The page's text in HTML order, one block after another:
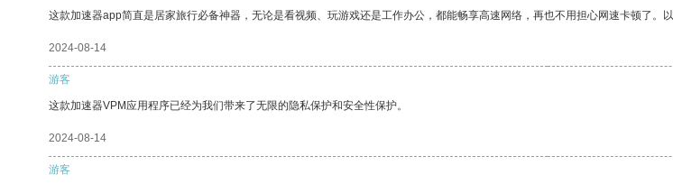
这款加速器app简直是居家旅行必备神器，无论是看视频、玩游戏还是工作办公，都能畅享高速网络，再也不用担心网速卡顿了。
2024-08-14
游客
这款加速器VPM应用程序已经为我们带来了无限的隐私保护和安全性保护。
2024-08-14
游客